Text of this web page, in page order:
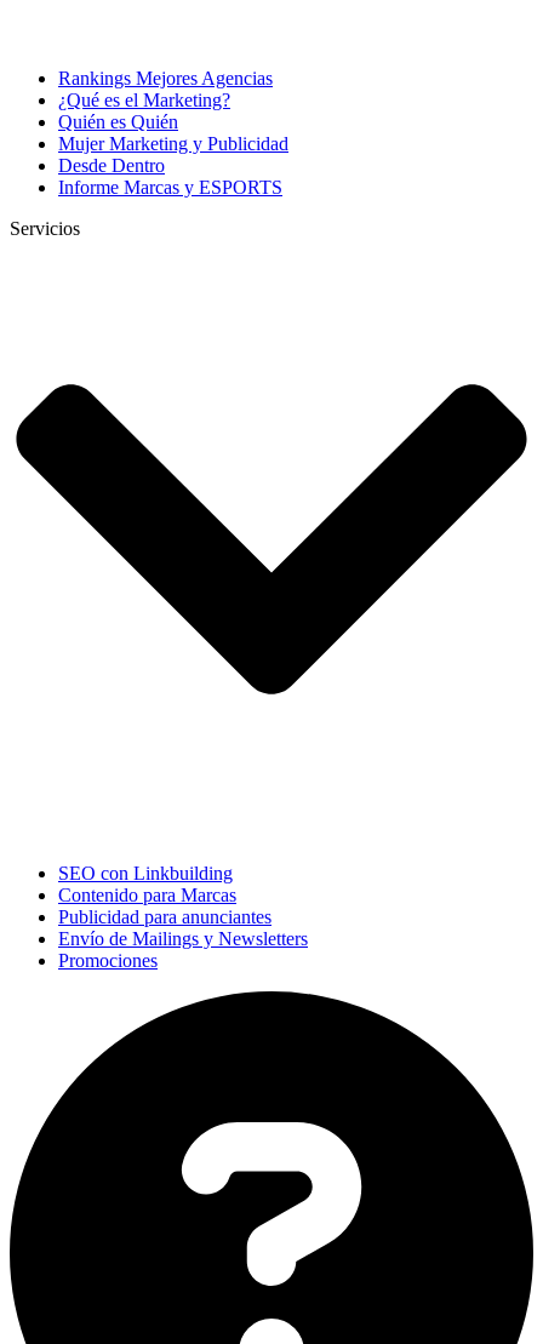
Rankings Mejores Agencias
¿Qué es el Marketing?
Quién es Quién
Mujer Marketing y Publicidad
Desde Dentro
Informe Marcas y ESPORTS
Servicios
SEO con Linkbuilding
Contenido para Marcas
Publicidad para anunciantes
Envío de Mailings y Newsletters
Promociones